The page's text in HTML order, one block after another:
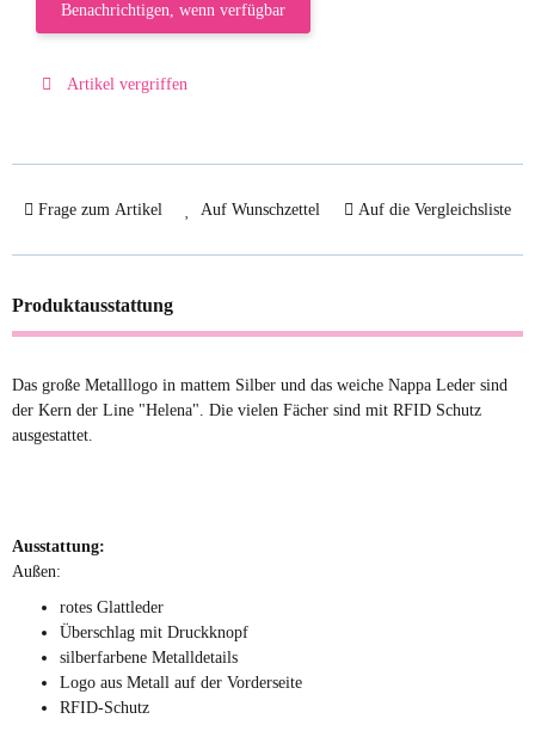
Benachrichtigen, wenn verfügbar
Artikel vergriffen
Frage zum Artikel Auf Wunschzettel Auf die Vergleichsliste
Produktausstattung
Das große Metalllogo in mattem Silber und das weiche Nappa Leder sind
der Kern der Line "Helena". Die vielen Fächer sind mit RFID Schutz
ausgestattet.
Ausstattung:
Außen:
rotes Glattleder
Überschlag mit Druckknopf
silberfarbene Metalldetails
Logo aus Metall auf der Vorderseite
RFID-Schutz